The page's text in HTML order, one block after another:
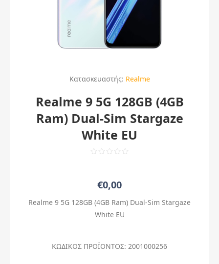
Κατασκευαστής: Realme
Realme 9 5G 128GB (4GB
Ram) Dual-Sim Stargaze
White EU
€0,00
Realme 9 5G 128GB (4GB Ram) Dual-Sim Stargaze
White EU
ΚΩΔΙΚΟΣ ΠΡΟΪΟΝΤΟΣ: 2001000256